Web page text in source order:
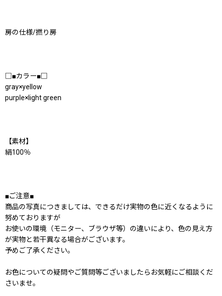
房の仕様/撚り房
□■カラー■□
gray×yellow
purple×light green
【素材】
絹100％
■ご注意■
商品の写真につきましては、できるだけ実物の色に近くなるように
努めておりますが
お使いの環境（モニター、ブラウザ等）の違いにより、色の見え方
が実物と若干異なる場合がございます。
予めご了承ください。
お色についての疑問やご質問等ございましたらお気軽にご相談くだ
さいませ。